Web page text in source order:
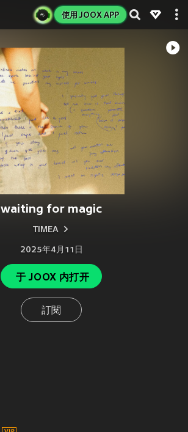
使用 JOOX APP
waiting for magic
TIMEA
2025年4月11日
于 JOOX 内打开
訂閱